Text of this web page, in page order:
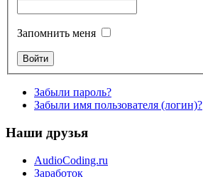
Запомнить меня
Забыли пароль?
Забыли имя пользователя (логин)?
Наши друзья
AudioCoding.ru
Заработок